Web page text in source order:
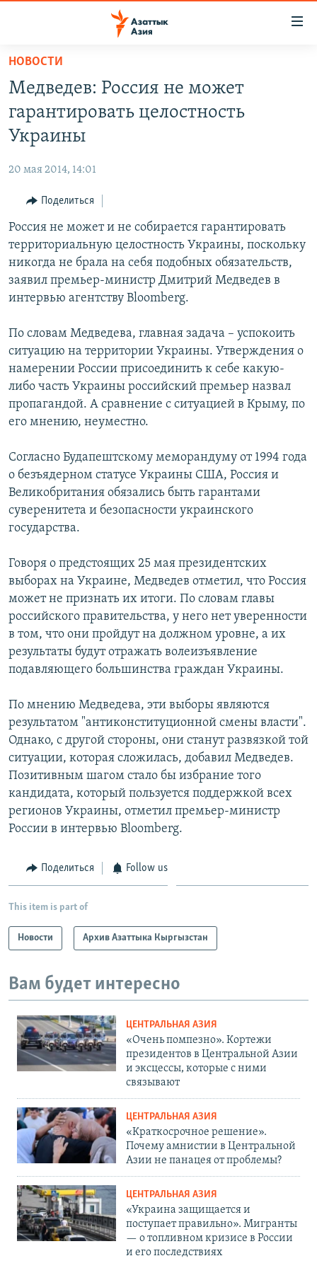
Вернуться
основному
содержанию
Вернутся
главной
Вернутся
поиску
ТАДЖИКИСТАН
НОВОСТИ
ВОЙНА В УКРАИНЕ
КЫРГЫЗЧА
ЎЗБЕКЧА
ТОҶИКӢ
TÜRKMENÇE
Все сайты РСЕ/РС
НОВОСТИ
Медведев: Россия не может
гарантировать целостность
Украины
20 мая 2014, 14:01
Поделиться
Россия не может и не собирается гарантировать
территориальную целостность Украины, поскольку
никогда не брала на себя подобных обязательств,
заявил премьер-министр Дмитрий Медведев в
интервью агентству Bloomberg.
По словам Медведева, главная задача – успокоить
ситуацию на территории Украины. Утверждения о
намерении России присоединить к себе какую-
либо часть Украины российский премьер назвал
пропагандой. А сравнение с ситуацией в Крыму, по
его мнению, неуместно.
Согласно Будапештскому меморандуму от 1994 года
о безъядерном статусе Украины США, Россия и
Великобритания обязались быть гарантами
суверенитета и безопасности украинского
государства.
Говоря о предстоящих 25 мая президентских
выборах на Украине, Медведев отметил, что Россия
может не признать их итоги. По словам главы
российского правительства, у него нет уверенности
в том, что они пройдут на должном уровне, а их
результаты будут отражать волеизъявление
подавляющего большинства граждан Украины.
По мнению Медведева, эти выборы являются
результатом "антиконституционной смены власти".
Однако, с другой стороны, они станут развязкой той
ситуации, которая сложилась, добавил Медведев.
Позитивным шагом стало бы избрание того
кандидата, который пользуется поддержкой всех
регионов Украины, отметил премьер-министр
России в интервью Bloomberg.
Поделиться Follow us
This item is part of
Новости Архив Азаттыка Кыргызстан
Вам будет интересно
ЦЕНТРАЛЬНАЯ АЗИЯ
«Очень помпезно». Кортежи
президентов в Центральной Азии
и эксцессы, которые с ними
связывают
ЦЕНТРАЛЬНАЯ АЗИЯ
«Краткосрочное решение».
Почему амнистии в Центральной
Азии не панацея от проблемы?
ЦЕНТРАЛЬНАЯ АЗИЯ
«Украина защищается и
поступает правильно». Мигранты
— о топливном кризисе в России
и его последствиях